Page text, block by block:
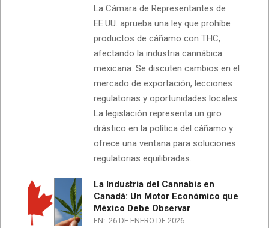
La Cámara de Representantes de
EE.UU. aprueba una ley que prohíbe
productos de cáñamo con THC,
afectando la industria cannábica
mexicana. Se discuten cambios en el
mercado de exportación, lecciones
regulatorias y oportunidades locales.
La legislación representa un giro
drástico en la política del cáñamo y
ofrece una ventana para soluciones
regulatorias equilibradas.
La Industria del Cannabis en
Canadá: Un Motor Económico que
México Debe Observar
EN: 26 DE ENERO DE 2026